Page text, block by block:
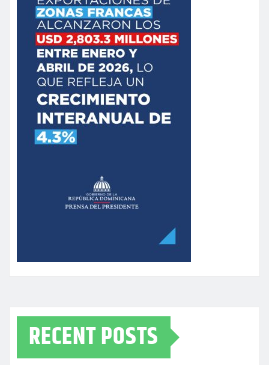
RECENT POSTS